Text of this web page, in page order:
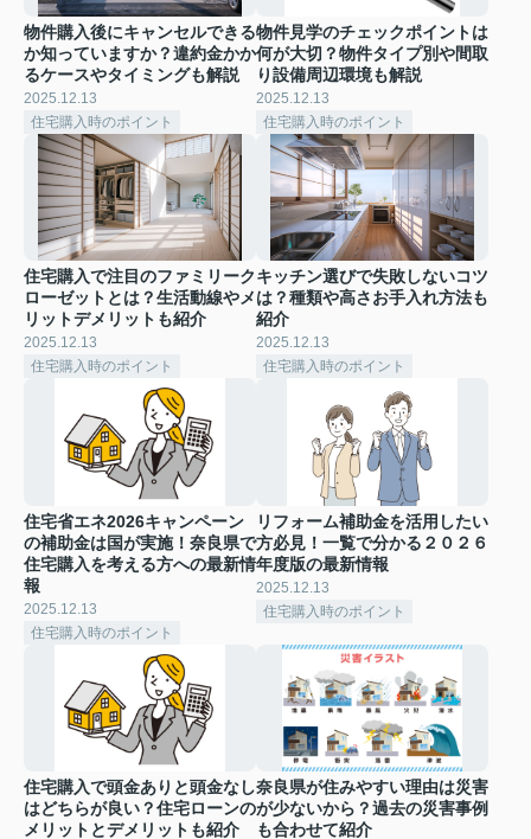
物件購入後にキャンセルできる
か知っていますか？違約金かか
るケースやタイミングも解説
2025.12.13
住宅購入時のポイント
物件見学のチェックポイントは
何が大切？物件タイプ別や間取
り設備周辺環境も解説
2025.12.13
住宅購入時のポイント
住宅購入で注目のファミリーク
ローゼットとは？生活動線やメ
リットデメリットも紹介
2025.12.13
住宅購入時のポイント
キッチン選びで失敗しないコツ
は？種類や高さお手入れ方法も
紹介
2025.12.13
住宅購入時のポイント
住宅省エネ2026キャンペーン
の補助金は国が実施！奈良県で
住宅購入を考える方への最新情
報
2025.12.13
住宅購入時のポイント
リフォーム補助金を活用したい
方必見！一覧で分かる２０２６
年度版の最新情報
2025.12.13
住宅購入時のポイント
住宅購入で頭金ありと頭金なし
はどちらが良い？住宅ローンの
メリットとデメリットも紹介
奈良県が住みやすい理由は災害
が少ないから？過去の災害事例
も合わせて紹介